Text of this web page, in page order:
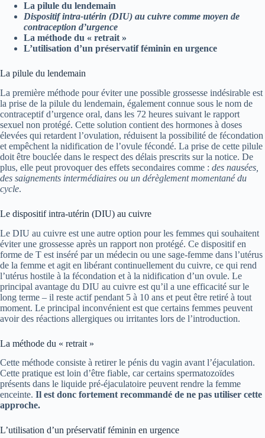
La pilule du lendemain
Dispositif intra-utérin (DIU) au cuivre comme moyen de
contraception d’urgence
La méthode du « retrait »
L’utilisation d’un préservatif féminin en urgence
La pilule du lendemain
La première méthode pour éviter une possible grossesse indésirable est
la prise de la pilule du lendemain, également connue sous le nom de
contraceptif d’urgence oral, dans les 72 heures suivant le rapport
sexuel non protégé. Cette solution contient des hormones à doses
élevées qui retardent l’ovulation, réduisent la possibilité de fécondation
et empêchent la nidification de l’ovule fécondé. La prise de cette pilule
doit être bouclée dans le respect des délais prescrits sur la notice. De
plus, elle peut provoquer des effets secondaires comme : des nausées,
des saignements intermédiaires ou un dérèglement momentané du
cycle.
Le dispositif intra-utérin (DIU) au cuivre
Le DIU au cuivre est une autre option pour les femmes qui souhaitent
éviter une grossesse après un rapport non protégé. Ce dispositif en
forme de T est inséré par un médecin ou une sage-femme dans l’utérus
de la femme et agit en libérant continuellement du cuivre, ce qui rend
l’utérus hostile à la fécondation et à la nidification d’un ovule. Le
principal avantage du DIU au cuivre est qu’il a une efficacité sur le
long terme – il reste actif pendant 5 à 10 ans et peut être retiré à tout
moment. Le principal inconvénient est que certains femmes peuvent
avoir des réactions allergiques ou irritantes lors de l’introduction.
La méthode du « retrait »
Cette méthode consiste à retirer le pénis du vagin avant l’éjaculation.
Cette pratique est loin d’être fiable, car certains spermatozoïdes
présents dans le liquide pré-éjaculatoire peuvent rendre la femme
enceinte. Il est donc fortement recommandé de ne pas utiliser cette
approche.
L’utilisation d’un préservatif féminin en urgence